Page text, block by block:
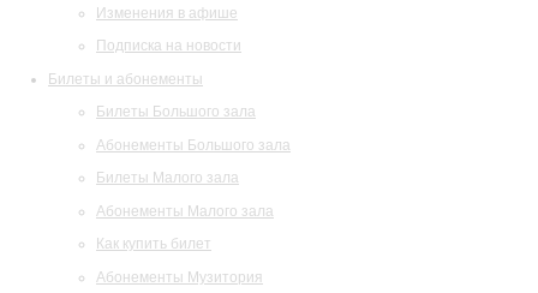
Изменения в афише
Подписка на новости
Билеты и абонементы
Билеты Большого зала
Абонементы Большого зала
Билеты Малого зала
Абонементы Малого зала
Как купить билет
Абонементы Музитория